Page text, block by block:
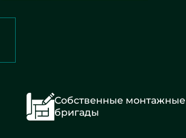
Собственные монтажные
бригады